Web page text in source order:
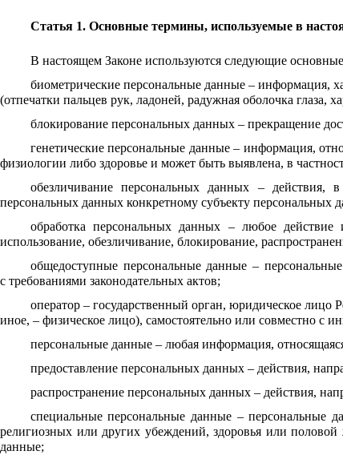
Статья 1. Основные термины, используемые в
В настоящем Законе используются следующие
биометрические персональные данные – информация,
(отпечатки пальцев рук, ладоней, радужная оболочка глаза,
блокирование персональных данных – прекращение
генетические персональные данные – информация,
физиологии либо здоровье и может быть выявлена, в
обезличивание персональных данных – действия,
персональных данных конкретному субъекту персональных
обработка персональных данных – любое
использование, обезличивание, блокирование,
общедоступные персональные данные –
с требованиями законодательных актов;
оператор – государственный орган, юридическое лицо
иное, – физическое лицо), самостоятельно или совместно
персональные данные – любая информация,
предоставление персональных данных – действия,
распространение персональных данных – действия,
специальные персональные данные – персональные
религиозных или других убеждений, здоровья или
данные;